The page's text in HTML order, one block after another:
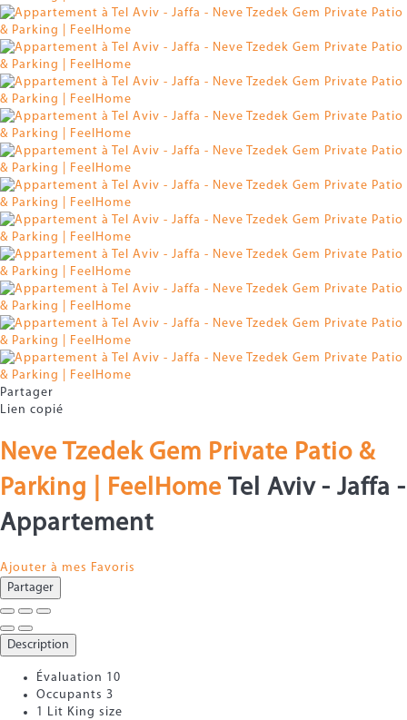
Partager
Lien copié
Neve Tzedek Gem Private Patio &
Parking | FeelHome Tel Aviv - Jaffa -
Appartement
Ajouter à mes Favoris
Partager
Description
Évaluation 10
Occupants 3
1 Lit King size